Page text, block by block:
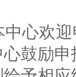
中心欢
鼓励